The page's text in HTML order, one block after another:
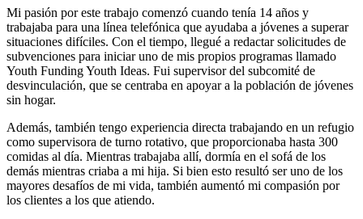
Mi pasión por este trabajo comenzó cuando tenía 14 años y
trabajaba para una línea telefónica que ayudaba a jóvenes a superar
situaciones difíciles. Con el tiempo, llegué a redactar solicitudes de
subvenciones para iniciar uno de mis propios programas llamado
Youth Funding Youth Ideas. Fui supervisor del subcomité de
desvinculación, que se centraba en apoyar a la población de jóvenes
sin hogar.
Además, también tengo experiencia directa trabajando en un refugio
como supervisora de turno rotativo, que proporcionaba hasta 300
comidas al día. Mientras trabajaba allí, dormía en el sofá de los
demás mientras criaba a mi hija. Si bien esto resultó ser uno de los
mayores desafíos de mi vida, también aumentó mi compasión por
los clientes a los que atiendo.